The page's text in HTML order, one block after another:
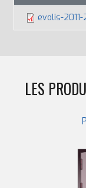
evolis-
LES